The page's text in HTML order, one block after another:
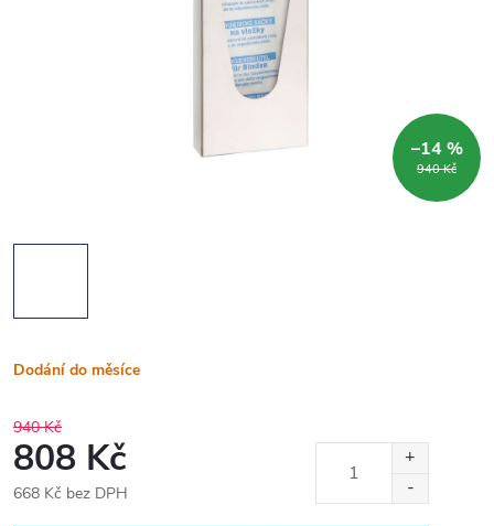
940 Kč
–14 %
Dodání do měsíce
940 Kč
808 Kč
668 Kč bez DPH